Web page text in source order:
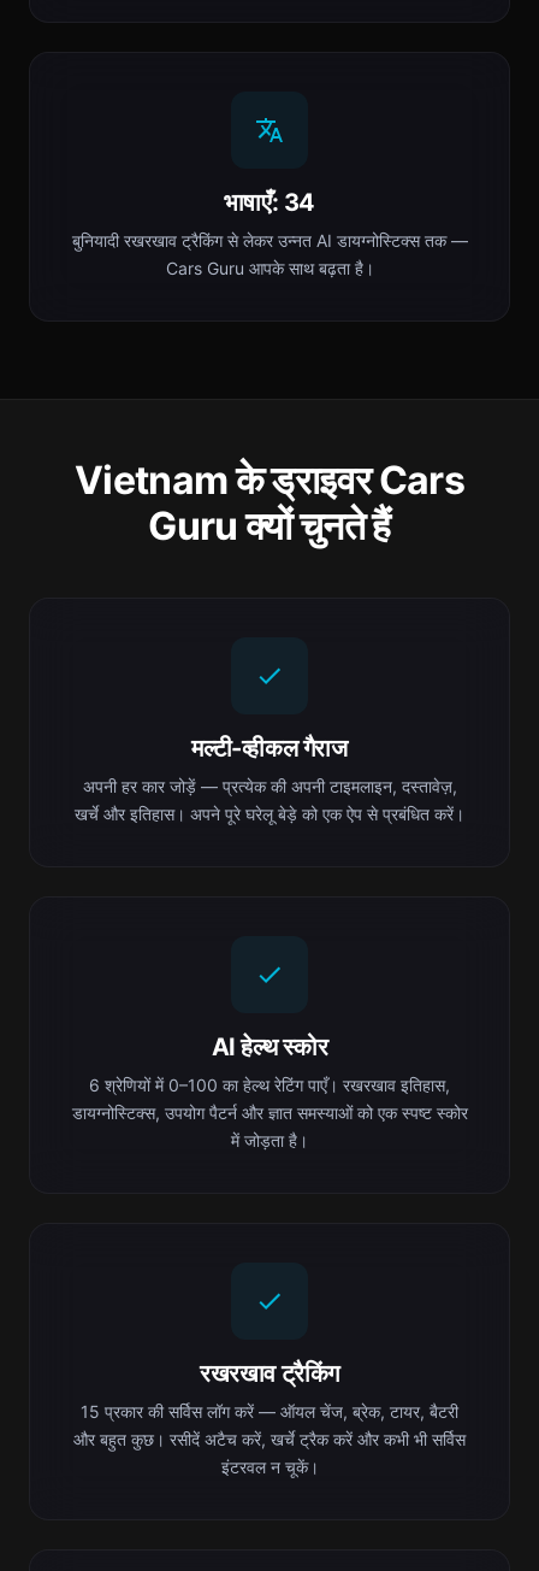
भाषाएँ: 34
बुनियादी रखरखाव ट्रैकिंग से लेकर उन्नत AI डायग्नोस्टिक्स तक —
Cars Guru आपके साथ बढ़ता है।
Vietnam के ड्राइवर Cars
Guru क्यों चुनते हैं
मल्टी-व्हीकल गैराज
अपनी हर कार जोड़ें — प्रत्येक की अपनी टाइमलाइन, दस्तावेज़,
खर्चे और इतिहास। अपने पूरे घरेलू बेड़े को एक ऐप से प्रबंधित करें।
AI हेल्थ स्कोर
6 श्रेणियों में 0–100 का हेल्थ रेटिंग पाएँ। रखरखाव इतिहास,
डायग्नोस्टिक्स, उपयोग पैटर्न और ज्ञात समस्याओं को एक स्पष्ट स्कोर
में जोड़ता है।
रखरखाव ट्रैकिंग
15 प्रकार की सर्विस लॉग करें — ऑयल चेंज, ब्रेक, टायर, बैटरी
और बहुत कुछ। रसीदें अटैच करें, खर्चे ट्रैक करें और कभी भी सर्विस
इंटरवल न चूकें।